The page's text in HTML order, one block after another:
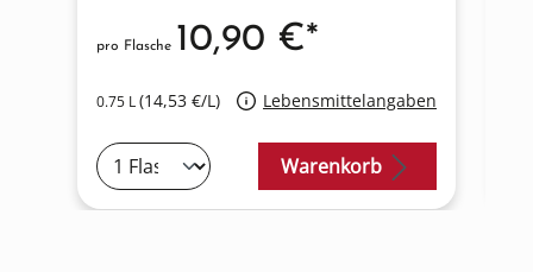
0.75 L(14,53 €/L) Lebensmittelangaben
pro Flasche 10,90 €*
Warenkorb